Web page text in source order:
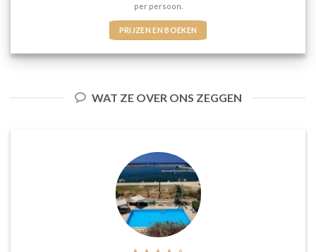
per persoon.
PRIJZEN EN BOEKEN
WAT ZE OVER ONS ZEGGEN